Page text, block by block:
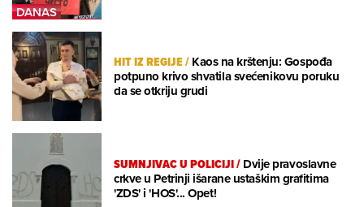
HIT IZ REGIJE/Kaos na krštenju: Gospođa
potpuno krivo shvatila svećenikovu poruku
da se otkriju grudi
SUMNJIVAC U POLICIJI/Dvije pravoslavne
crkve u Petrinji išarane ustaškim grafitima
'ZDS' i 'HOS'... Opet!